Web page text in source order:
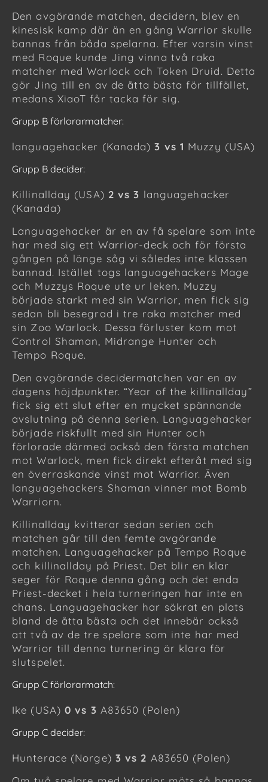
Den avgörande matchen, decidern, blev en
kinesisk kamp där än en gång Warrior skulle
bannas från båda spelarna. Efter varsin vinst
med Roque kunde Jing vinna två raka
matcher med Warlock och Token Druid. Detta
gör Jing till en av de åtta bästa för tillfället,
medans XiaoT får tacka för sig.
Grupp B förlorarmatcher:
languagehacker (Kanada)3 vs 1 Muzzy (USA)
Grupp B decider:
Killinallday (USA) 2 vs 3 languagehacker
(Kanada)
Languagehacker är en av få spelare som inte
har med sig ett Warrior-deck och för första
gången på länge såg vi således inte klassen
bannad. Istället togs languagehackers Mage
och Muzzys Roque ute ur leken. Muzzy
började starkt med sin Warrior, men fick sig
sedan bli besegrad i tre raka matcher med
sin Zoo Warlock. Dessa förluster kom mot
Control Shaman, Midrange Hunter och
Tempo Roque.
Den avgörande decidermatchen var en av
dagens höjdpunkter. “Year of the killinallday”
fick sig ett slut efter en mycket spännande
avslutning på denna serien. Languagehacker
började riskfullt med sin Hunter och
förlorade därmed också den första matchen
mot Warlock, men fick direkt efteråt med sig
en överraskande vinst mot Warrior. Även
languagehackers Shaman vinner mot Bomb
Warriorn.
Killinallday kvitterar sedan serien och
matchen går till den femte avgörande
matchen. Languagehacker på Tempo Roque
och killinallday på Priest. Det blir en klar
seger för Roque denna gång och det enda
Priest-decket i hela turneringen har inte en
chans. Languagehacker har säkrat en plats
bland de åtta bästa och det innebär också
att två av de tre spelare som inte har med
Warrior till denna turnering är klara för
slutspelet.
Grupp C förlorarmatch:
Ike (USA) 0 vs 3 A83650 (Polen)
Grupp C decider:
Hunterace (Norge) 3 vs 2 A83650 (Polen)